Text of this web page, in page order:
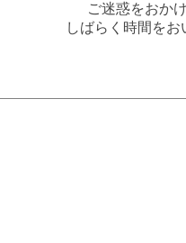
ご迷惑をおか
しばらく時間を